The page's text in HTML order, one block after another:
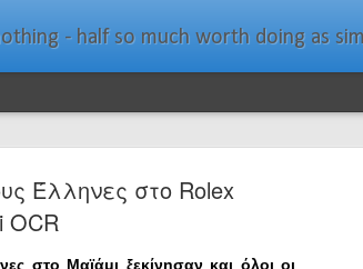
Έλληνες στο Rolex
OCR
στο Μαϊάμι ξεκίνησαν και όλοι οι
much worth doing as simply messing about in